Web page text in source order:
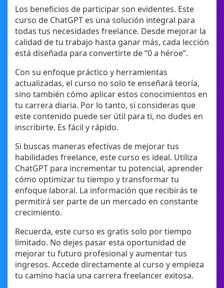
Los beneficios de participar son evidentes. Este
curso de ChatGPT es una solución integral para
todas tus necesidades freelance. Desde mejorar la
calidad de tu trabajo hasta ganar más, cada lección
está diseñada para convertirte de “0 a héroe”.
Con su enfoque práctico y herramientas
actualizadas, el curso no solo te enseñará teoría,
sino también cómo aplicar estos conocimientos en
tu carrera diaria. Por lo tanto, si consideras que
este contenido puede ser útil para ti, no dudes en
inscribirte. Es fácil y rápido.
Si buscas maneras efectivas de mejorar tus
habilidades freelance, este curso es ideal. Utiliza
ChatGPT para incrementar tu potencial, aprender
cómo optimizar tu tiempo y transformar tu
enfoque laboral. La información que recibirás te
permitirá ser parte de un mercado en constante
crecimiento.
Recuerda, este curso es gratis solo por tiempo
limitado. No dejes pasar esta oportunidad de
mejorar tu futuro profesional y aumentar tus
ingresos. Accede directamente al curso y empieza
tu camino hacia una carrera freelancer exitosa.